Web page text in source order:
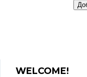
WELCOME!